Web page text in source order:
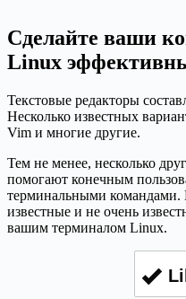
Сделайте ваши
Linux
Текстовые редакторы
Несколько известных
Vim и многие другие.
Тем не менее, несколько
помогают конечным
терминальными
известные и не очень
вашим терминалом Linux.